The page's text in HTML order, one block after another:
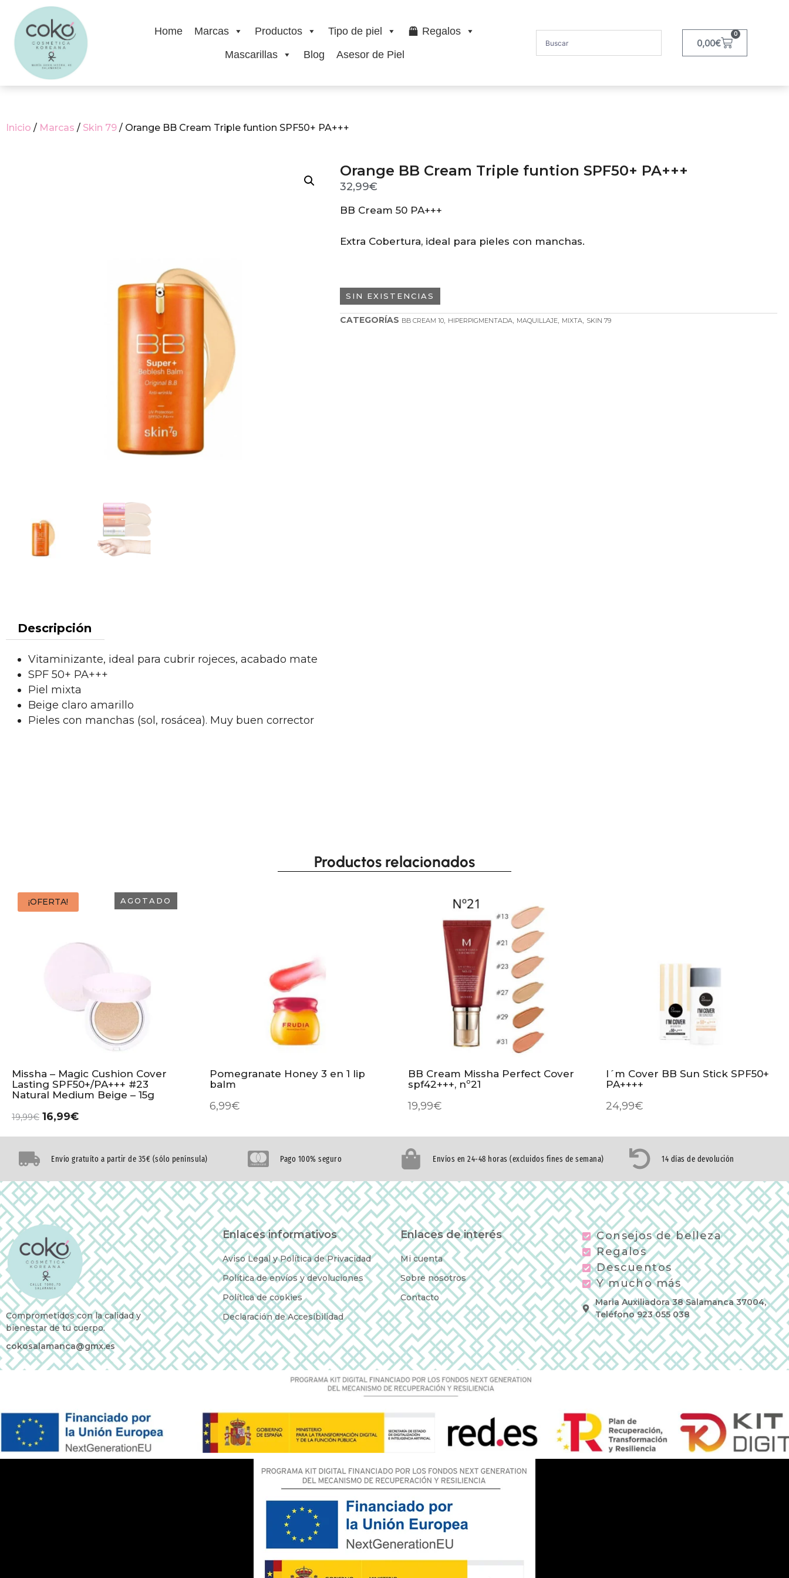
Home Marcas Productos Tipo de piel
Regalos
Mascarillas
Blog Asesor de Piel
0,00€
0
Inicio / Marcas / Skin 79 / Orange BB Cream Triple funtion SPF50+ PA+++
Orange BB Cream Triple funtion SPF50+ PA+++
32,99€
BB Cream 50 PA+++
Extra Cobertura, ideal para pieles con manchas.
SIN EXISTENCIAS
CATEGORÍAS BB CREAM 10, HIPERPIGMENTADA, MAQUILLAJE, MIXTA, SKIN 79
Descripción
Vitaminizante, ideal para cubrir rojeces, acabado mate
SPF 50+ PA+++
Piel mixta
Beige claro amarillo
Pieles con manchas (sol, rosácea). Muy buen corrector
Productos relacionados
¡OFERTA! AGOTADO
Missha – Magic Cushion Cover
Lasting SPF50+/PA+++ #23
Natural Medium Beige – 15g
19,99€ 16,99€
Pomegranate Honey 3 en 1 lip
balm
6,99€
BB Cream Missha Perfect Cover
spf42+++, nº21
19,99€
I´m Cover BB Sun Stick SPF50+
PA++++
24,99€
Envío gratuíto a partir de 35€ (sólo península) Pago 100% seguro Envíos en 24-48 horas (excluidos fines de semana) 14 días de devolución
Comprometidos con la calidad y
bienestar de tu cuerpo.
cokosalamanca@gmx.es
Enlaces informativos
Aviso Legal y Política de Privacidad
Política de envíos y devoluciones
Política de cookies
Declaración de Accesibilidad
Enlaces de interés
Mi cuenta
Sobre nosotros
Contacto
Consejos de belleza
Regalos
Descuentos
Y mucho más
Maria Auxiliadora 38 Salamanca 37004,
Teléfono 923 055 038